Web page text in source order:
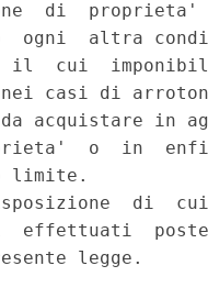
di  proprieta'
ogni  altra
il  cui
casi di
acquistare in
o  in
limite.
di
effettuati